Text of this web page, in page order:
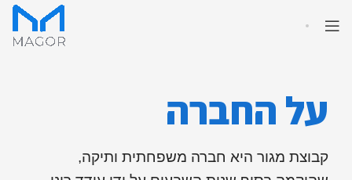
על החברה
קבוצת מגור היא חברה משפחתית ותיקה,